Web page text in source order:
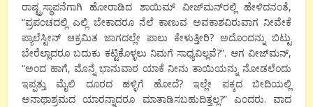
ರಾಷ್ಟ್ರಸ್ಥಾಪನೆಗಾಗಿ ಹೋರಾಡಿದ ಶಾಯಿಮ್ ವೀಜ್‍ಮನ್‍ರಲ್ಲಿ ಹೇಳಿದನಂತೆ,
“ಪ್ರಪಂಚದಲ್ಲಿ ಎಲ್ಲಿ ಬೇಕಾದರೂ ನೆಲೆ ಕಾಣುವ ಅವಕಾಶವಿರುವಾಗ ನೀವೇಕೆ
ಪ್ಯಾಲೆಸ್ಟೀನ್ ಆಕ್ರಮಿತ ಜಾಗದಲ್ಲೇ ಪಾಲು ಕೇಳುತ್ತೀರಿ? ಅದೊಂದನ್ನು ಬಿಟ್ಟು
ಬೇರೆಲ್ಲಾದರೂ ಬದುಕು ಕಟ್ಟಿಕೊಳ್ಳಲು ನಿಮಗೆ ಸಾಧ್ಯವಿಲ್ಲವೆ?”. ಆಗ ವೀಜ್‍ಮನ್,
“ಅಂದ ಹಾಗೆ, ಮೊನ್ನೆ ಭಾನುವಾರ ಯಾಕೆ ನೀನು ತಾಯಿಯನ್ನು ನೋಡಲೆಂದು
ಇಪ್ಪತ್ತು ಮೈಲಿ ದೂರದ ಹಳ್ಳಿಗೆ ಹೋದೆ? ಇಲ್ಲೇ ಪಕ್ಕದ ಬೀದಿಯಲ್ಲಿ
ಅನಾಥಾಶ್ರಮದ ಯಾರನ್ನಾದರೂ ಮಾತಾಡಿಸಬಹುದಿತ್ತಲ್ಲ?” ಎಂದರು. ವಾದ